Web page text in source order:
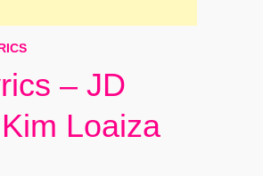
– JD
Loaiza